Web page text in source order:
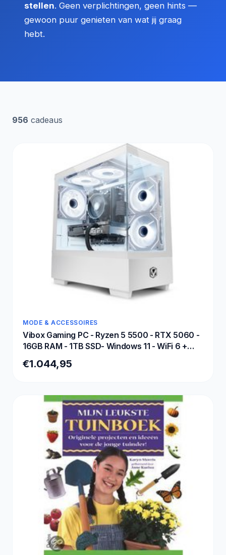
stellen. Geen verplichtingen, geen hints —
gewoon puur genieten van wat jij graag
hebt.
956 cadeaus
MODE & ACCESSOIRES
Vibox Gaming PC - Ryzen 5 5500 - RTX 5060 -
16GB RAM - 1TB SSD- Windows 11 - WiFi 6 +
€1.044,95